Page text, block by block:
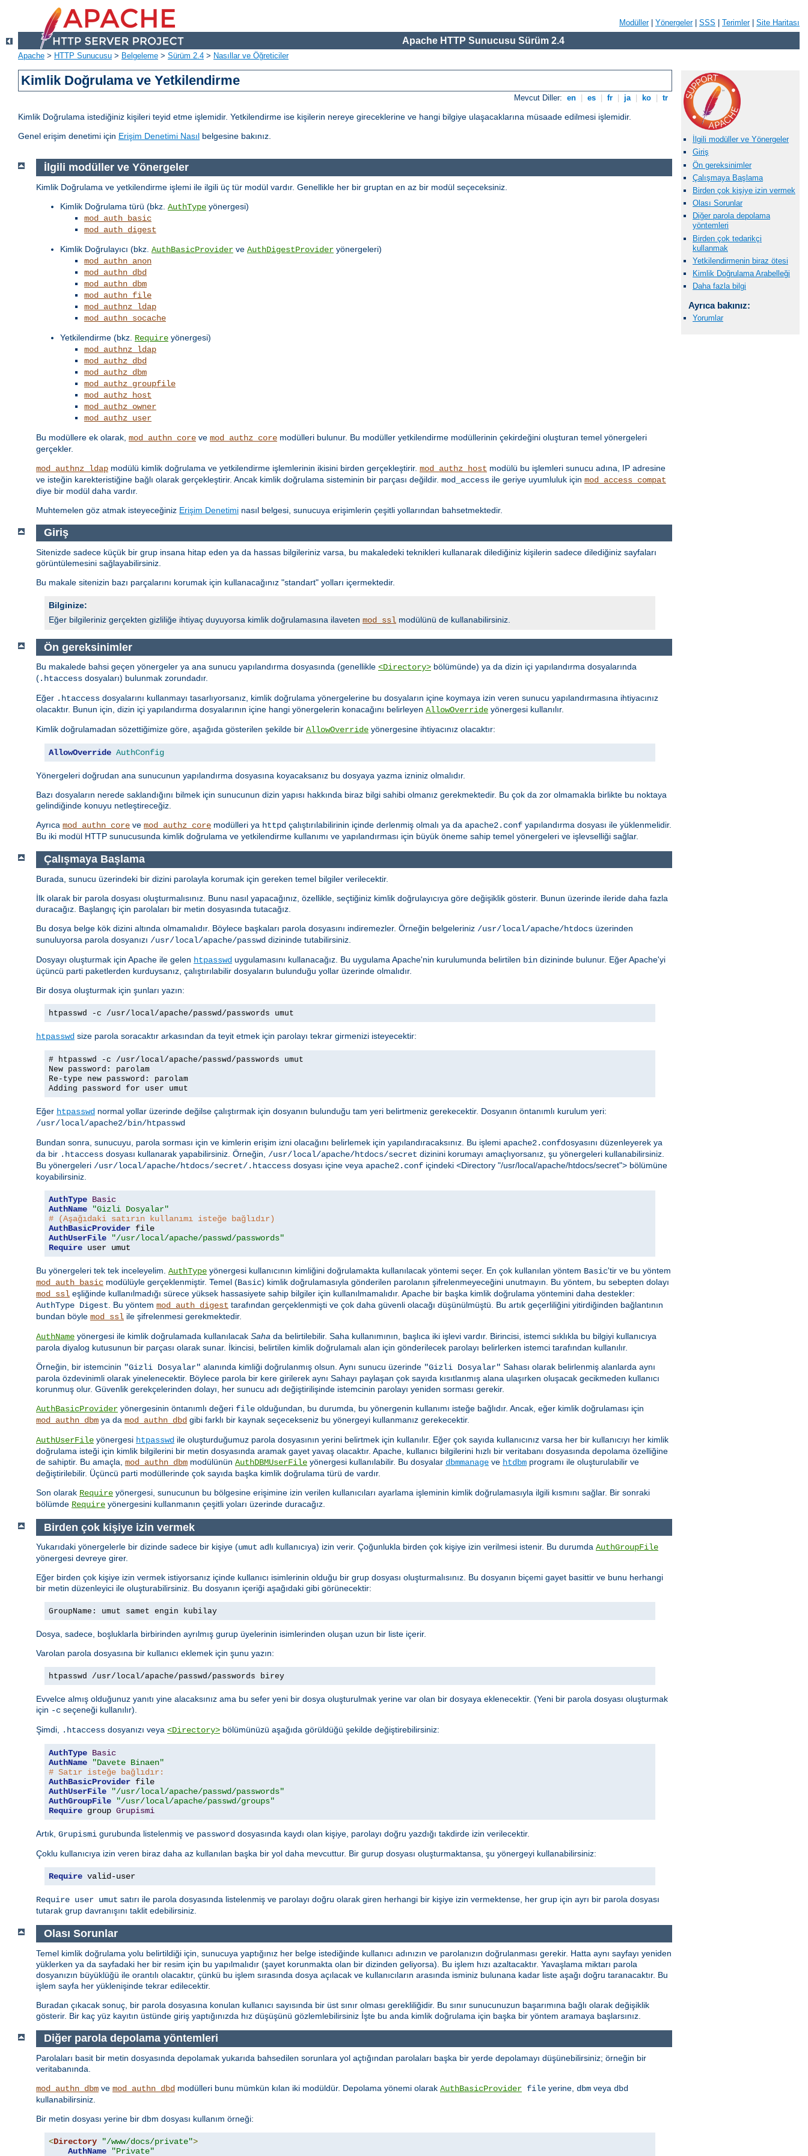
Modüller| Yönergeler| SSS Terimler| Site Haritası
Apache HTTP Sunucusu Sürüm 2.4
Apache > HTTP Sunucusu > Belgeleme > Sürüm 2.4 > Nasıllar ve Öğreticiler
Kimlik Doğrulama ve Yetkilendirme
Mevcut Diller: en es fr ja ko tr
Kimlik Doğrulama istediğiniz kişileri teyid etme işlemidir. Yetkilendirme ise kişilerin nereye gireceklerine ve hangi bilgiye ulaşacaklarına müsaade edilmesi işlemidir.
Genel erişim denetimi için Erişim Denetimi Nasıl belgesine bakınız.
İlgili modüller ve Yönergeler
Giriş
Ön gereksinimler
Çalışmaya Başlama
Birden çok kişiye izin vermek
Olası Sorunlar
Diğer parola depolama
yöntemleri
Birden çok tedarikçi
kullanmak
Yetkilendirmenin biraz ötesi
Kimlik Doğrulama Arabelleği
Daha fazla bilgi
Ayrıca bakınız:
Yorumlar
İlgili modüller ve Yönergeler
Kimlik Doğrulama ve yetkilendirme işlemi ile ilgili üç tür modül vardır. Genellikle her bir gruptan en az bir modül seçeceksiniz.
Kimlik Doğrulama türü (bkz. AuthType yönergesi)
mod_auth_basic
mod_auth_digest
Kimlik Doğrulayıcı (bkz. AuthBasicProvider ve AuthDigestProvider yönergeleri)
mod_authn_anon
mod_authn_dbd
mod_authn_dbm
mod_authn_file
mod_authnz_ldap
mod_authn_socache
Yetkilendirme (bkz. Require yönergesi)
mod_authnz_ldap
mod_authz_dbd
mod_authz_dbm
mod_authz_groupfile
mod_authz_host
mod_authz_owner
mod_authz_user
Bu modüllere ek olarak, mod_authn_core ve mod_authz_core modülleri bulunur. Bu modüller yetkilendirme modüllerinin çekirdeğini oluşturan temel yönergeleri
gerçekler.
mod_authnz_ldap modülü kimlik doğrulama ve yetkilendirme işlemlerinin ikisini birden gerçekleştirir. mod_authz_host modülü bu işlemleri sunucu adına, IP adresine
ve isteğin karekteristiğine bağlı olarak gerçekleştirir. Ancak kimlik doğrulama sisteminin bir parçası değildir. mod_access ile geriye uyumluluk için mod_access_compat
diye bir modül daha vardır.
Muhtemelen göz atmak isteyeceğiniz Erişim Denetimi nasıl belgesi, sunucuya erişimlerin çeşitli yollarından bahsetmektedir.
Giriş
Sitenizde sadece küçük bir grup insana hitap eden ya da hassas bilgileriniz varsa, bu makaledeki teknikleri kullanarak dilediğiniz kişilerin sadece dilediğiniz sayfaları
görüntülemesini sağlayabilirsiniz.
Bu makale sitenizin bazı parçalarını korumak için kullanacağınız "standart" yolları içermektedir.
Bilginize:
Eğer bilgileriniz gerçekten gizliliğe ihtiyaç duyuyorsa kimlik doğrulamasına ilaveten mod_ssl modülünü de kullanabilirsiniz.
Ön gereksinimler
Bu makalede bahsi geçen yönergeler ya ana sunucu yapılandırma dosyasında (genellikle <Directory> bölümünde) ya da dizin içi yapılandırma dosyalarında
(.htaccess dosyaları) bulunmak zorundadır.
Eğer .htaccess dosyalarını kullanmayı tasarlıyorsanız, kimlik doğrulama yönergelerine bu dosyaların içine koymaya izin veren sunucu yapılandırmasına ihtiyacınız
olacaktır. Bunun için, dizin içi yapılandırma dosyalarının içine hangi yönergelerin konacağını belirleyen AllowOverride yönergesi kullanılır.
Kimlik doğrulamadan sözettiğimize göre, aşağıda gösterilen şekilde bir AllowOverride yönergesine ihtiyacınız olacaktır:
AllowOverride AuthConfig
Yönergeleri doğrudan ana sunucunun yapılandırma dosyasına koyacaksanız bu dosyaya yazma izniniz olmalıdır.
Bazı dosyaların nerede saklandığını bilmek için sunucunun dizin yapısı hakkında biraz bilgi sahibi olmanız gerekmektedir. Bu çok da zor olmamakla birlikte bu noktaya
gelindiğinde konuyu netleştireceğiz.
Ayrıca mod_authn_core ve mod_authz_core modülleri ya httpd çalıştırılabilirinin içinde derlenmiş olmalı ya da apache2.conf yapılandırma dosyası ile yüklenmelidir.
Bu iki modül HTTP sunucusunda kimlik doğrulama ve yetkilendirme kullanımı ve yapılandırması için büyük öneme sahip temel yönergeleri ve işlevselliği sağlar.
Çalışmaya Başlama
Burada, sunucu üzerindeki bir dizini parolayla korumak için gereken temel bilgiler verilecektir.
İlk olarak bir parola dosyası oluşturmalısınız. Bunu nasıl yapacağınız, özellikle, seçtiğiniz kimlik doğrulayıcıya göre değişiklik gösterir. Bunun üzerinde ileride daha fazla
duracağız. Başlangıç için parolaları bir metin dosyasında tutacağız.
Bu dosya belge kök dizini altında olmamalıdır. Böylece başkaları parola dosyasını indiremezler. Örneğin belgeleriniz /usr/local/apache/htdocs üzerinden
sunuluyorsa parola dosyanızı /usr/local/apache/passwd dizininde tutabilirsiniz.
Dosyayı oluşturmak için Apache ile gelen htpasswd uygulamasını kullanacağız. Bu uygulama Apache'nin kurulumunda belirtilen bin dizininde bulunur. Eğer Apache'yi
üçüncü parti paketlerden kurduysanız, çalıştırılabilir dosyaların bulunduğu yollar üzerinde olmalıdır.
Bir dosya oluşturmak için şunları yazın:
htpasswd -c /usr/local/apache/passwd/passwords umut
htpasswd size parola soracaktır arkasından da teyit etmek için parolayı tekrar girmenizi isteyecektir:
# htpasswd -c /usr/local/apache/passwd/passwords umut
New password: parolam
Re-type new password: parolam
Adding password for user umut
Eğer htpasswd normal yollar üzerinde değilse çalıştırmak için dosyanın bulunduğu tam yeri belirtmeniz gerekecektir. Dosyanın öntanımlı kurulum yeri:
/usr/local/apache2/bin/htpasswd
Bundan sonra, sunucuyu, parola sorması için ve kimlerin erişim izni olacağını belirlemek için yapılandıracaksınız. Bu işlemi apache2.confdosyasını düzenleyerek ya
da bir .htaccess dosyası kullanarak yapabilirsiniz. Örneğin, /usr/local/apache/htdocs/secret dizinini korumayı amaçlıyorsanız, şu yönergeleri kullanabilirsiniz.
Bu yönergeleri /usr/local/apache/htdocs/secret/.htaccess dosyası içine veya apache2.conf içindeki <Directory "/usr/local/apache/htdocs/secret"> bölümüne
koyabilirsiniz.
AuthType Basic
AuthName
"Gizli Dosyalar"
# (Aşağıdaki satırın kullanımı isteğe bağlıdır)
AuthBasicProvider
AuthUserFile
"/usr/local/apache/passwd/passwords"
Require user umut
Bu yönergeleri tek tek inceleyelim. AuthType yönergesi kullanıcının kimliğini doğrulamakta kullanılacak yöntemi seçer. En çok kullanılan yöntem Basic'tir ve bu yöntem
mod_auth_basic modülüyle gerçeklenmiştir. Temel (Basic) kimlik doğrulamasıyla gönderilen parolanın şifrelenmeyeceğini unutmayın. Bu yöntem, bu sebepten dolayı
mod_ssl eşliğinde kullanılmadığı sürece yüksek hassasiyete sahip bilgiler için kullanılmamalıdır. Apache bir başka kimlik doğrulama yöntemini daha destekler:
AuthType Digest . Bu yöntem mod_auth_digest tarafından gerçeklenmişti ve çok daha güvenli olacağı düşünülmüştü. Bu artık geçerliliğini yitirdiğinden bağlantının
bundan böyle mod_ssl ile şifrelenmesi gerekmektedir.
AuthName yönergesi ile kimlik doğrulamada kullanılacak Saha da belirtilebilir. Saha kullanımının, başlıca iki işlevi vardır. Birincisi, istemci sıklıkla bu bilgiyi kullanıcıya
parola diyalog kutusunun bir parçası olarak sunar. İkincisi, belirtilen kimlik doğrulamalı alan için gönderilecek parolayı belirlerken istemci tarafından kullanılır.
Örneğin, bir istemcinin "Gizli Dosyalar" alanında kimliği doğrulanmış olsun. Aynı sunucu üzerinde "Gizli Dosyalar" Sahası olarak belirlenmiş alanlarda aynı
parola özdevinimli olarak yinelenecektir. Böylece parola bir kere girilerek aynı Sahayı paylaşan çok sayıda kısıtlanmış alana ulaşırken oluşacak gecikmeden kullanıcı
korunmuş olur. Güvenlik gerekçelerinden dolayı, her sunucu adı değiştirilişinde istemcinin parolayı yeniden sorması gerekir.
AuthBasicProvider yönergesinin öntanımlı değeri file olduğundan, bu durumda, bu yönergenin kullanımı isteğe bağlıdır. Ancak, eğer kimlik doğrulaması için
mod_authn_dbm ya da mod_authn_dbd gibi farklı bir kaynak seçecekseniz bu yönergeyi kullanmanız gerekecektir.
AuthUserFile yönergesi htpasswd ile oluşturduğumuz parola dosyasının yerini belirtmek için kullanılır. Eğer çok sayıda kullanıcınız varsa her bir kullanıcıyı her kimlik
doğrulama isteği için kimlik bilgilerini bir metin dosyasında aramak gayet yavaş olacaktır. Apache, kullanıcı bilgilerini hızlı bir veritabanı dosyasında depolama özelliğine
de sahiptir. Bu amaçla, mod_authn_dbm modülünün AuthDBMUserFile yönergesi kullanılabilir. Bu dosyalar dbmmanage ve htdbm programı ile oluşturulabilir ve
değiştirilebilir. Üçüncü parti modüllerinde çok sayıda başka kimlik doğrulama türü de vardır.
Son olarak Require yönergesi, sunucunun bu bölgesine erişimine izin verilen kullanıcıları ayarlama işleminin kimlik doğrulamasıyla ilgili kısmını sağlar. Bir sonraki
bölümde Require yönergesini kullanmanın çeşitli yoları üzerinde duracağız.
Birden çok kişiye izin vermek
Yukarıdaki yönergelerle bir dizinde sadece bir kişiye (umut adlı kullanıcıya) izin verir. Çoğunlukla birden çok kişiye izin verilmesi istenir. Bu durumda AuthGroupFile
yönergesi devreye girer.
Eğer birden çok kişiye izin vermek istiyorsanız içinde kullanıcı isimlerinin olduğu bir grup dosyası oluşturmalısınız. Bu dosyanın biçemi gayet basittir ve bunu herhangi
bir metin düzenleyici ile oluşturabilirsiniz. Bu dosyanın içeriği aşağıdaki gibi görünecektir:
GroupName: umut samet engin kubilay
Dosya, sadece, boşluklarla birbirinden ayrılmış gurup üyelerinin isimlerinden oluşan uzun bir liste içerir.
Varolan parola dosyasına bir kullanıcı eklemek için şunu yazın:
htpasswd /usr/local/apache/passwd/passwords birey
Evvelce almış olduğunuz yanıtı yine alacaksınız ama bu sefer yeni bir dosya oluşturulmak yerine var olan bir dosyaya eklenecektir. (Yeni bir parola dosyası oluşturmak
için -c seçeneği kullanılır).
Şimdi, .htaccess dosyanızı veya <Directory> bölümünüzü aşağıda görüldüğü şekilde değiştirebilirsiniz:
AuthType Basic
AuthName
"Davete Binaen"
# Satır isteğe bağlıdır:
AuthBasicProvider
AuthUserFile
"/usr/local/apache/passwd/passwords"
AuthGroupFile
"/usr/local/apache/passwd/groups"
Require group Grupismi
Artık, Grupismi gurubunda listelenmiş ve password dosyasında kaydı olan kişiye, parolayı doğru yazdığı takdirde izin verilecektir.
Çoklu kullanıcıya izin veren biraz daha az kullanılan başka bir yol daha mevcuttur. Bir gurup dosyası oluşturmaktansa, şu yönergeyi kullanabilirsiniz:
Require valid-user
Require user umut satırı ile parola dosyasında listelenmiş ve parolayı doğru olarak giren herhangi bir kişiye izin vermektense, her grup için ayrı bir parola dosyası
tutarak grup davranışını taklit edebilirsiniz.
Olası Sorunlar
Temel kimlik doğrulama yolu belirtildiği için, sunucuya yaptığınız her belge istediğinde kullanıcı adınızın ve parolanızın doğrulanması gerekir. Hatta aynı sayfayı yeniden
yüklerken ya da sayfadaki her bir resim için bu yapılmalıdır (şayet korunmakta olan bir dizinden geliyorsa). Bu işlem hızı azaltacaktır. Yavaşlama miktarı parola
dosyanızın büyüklüğü ile orantılı olacaktır, çünkü bu işlem sırasında dosya açılacak ve kullanıcıların arasında isminiz bulunana kadar liste aşağı doğru taranacaktır. Bu
işlem sayfa her yüklenişinde tekrar edilecektir.
Buradan çıkacak sonuç, bir parola dosyasına konulan kullanıcı sayısında bir üst sınır olması gerekliliğidir. Bu sınır sunucunuzun başarımına bağlı olarak değişiklik
gösterir. Bir kaç yüz kayıtın üstünde giriş yaptığınızda hız düşüşünü gözlemlebilirsiniz İşte bu anda kimlik doğrulama için başka bir yöntem aramaya başlarsınız.
Diğer parola depolama yöntemleri
Parolaları basit bir metin dosyasında depolamak yukarıda bahsedilen sorunlara yol açtığından parolaları başka bir yerde depolamayı düşünebilirsiniz; örneğin bir
veritabanında.
mod_authn_dbm ve mod_authn_dbd modülleri bunu mümkün kılan iki modüldür. Depolama yönemi olarak AuthBasicProvider file yerine, dbm veya dbd
kullanabilirsiniz.
Bir metin dosyası yerine bir dbm dosyası kullanım örneği:
<Directory "/www/docs/private">
AuthName
"Private"